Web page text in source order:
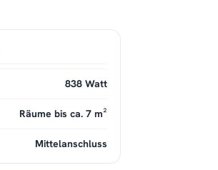
838 Watt
Räume bis ca. 7 m²
Mittelanschluss